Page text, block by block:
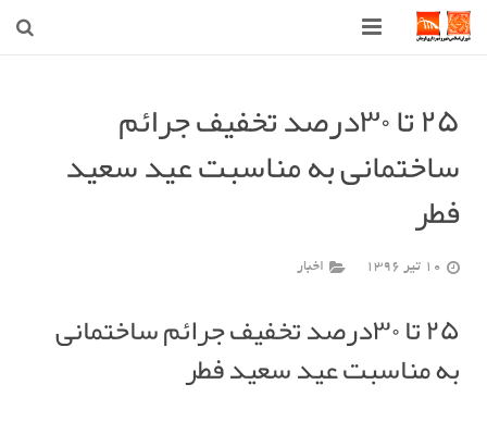
شهرداری
شورای اسلامی شهر قوچان
اخبار روز
قوچان
ارتباط با ما
٢۵ تا ٣٠درصد تخفیف جرائم
ساختمانی به مناسبت عید سعید
فطر
10 تیر 1396 اخبار
٢۵ تا ٣٠درصد تخفیف جرائم ساختمانی
به مناسبت عید سعید فطر